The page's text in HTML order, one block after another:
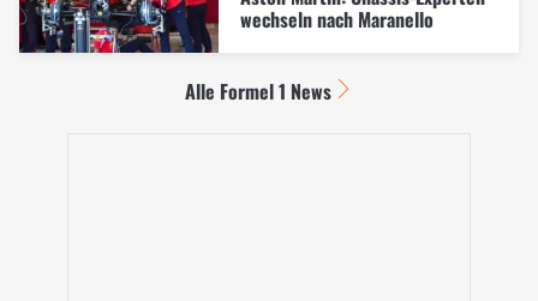
wechseln nach Maranello
Alle Formel 1 News